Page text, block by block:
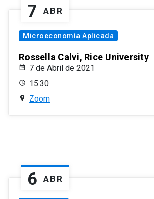
7 ABR
Microeconomía Aplicada
Rossella Calvi, Rice University
7 de Abril de 2021
15:30
Zoom
6 ABR